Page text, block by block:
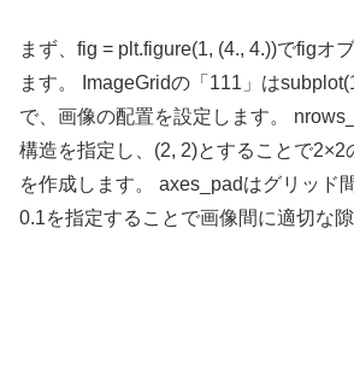
まず、fig = plt.figure(1, (4., 4.))でfigオ
ます。 ImageGridの「111」は
で、画像の配置を設定します。
構造を指定し、(2, 2)とすることで2×2
を作成します。 axes_padはグリッド
0.1を指定することで画像間に適切な隙